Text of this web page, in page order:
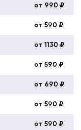
от 990 ₽
от 590 ₽
от 1130 ₽
от 590 ₽
от 690 ₽
от 590 ₽
от 590 ₽